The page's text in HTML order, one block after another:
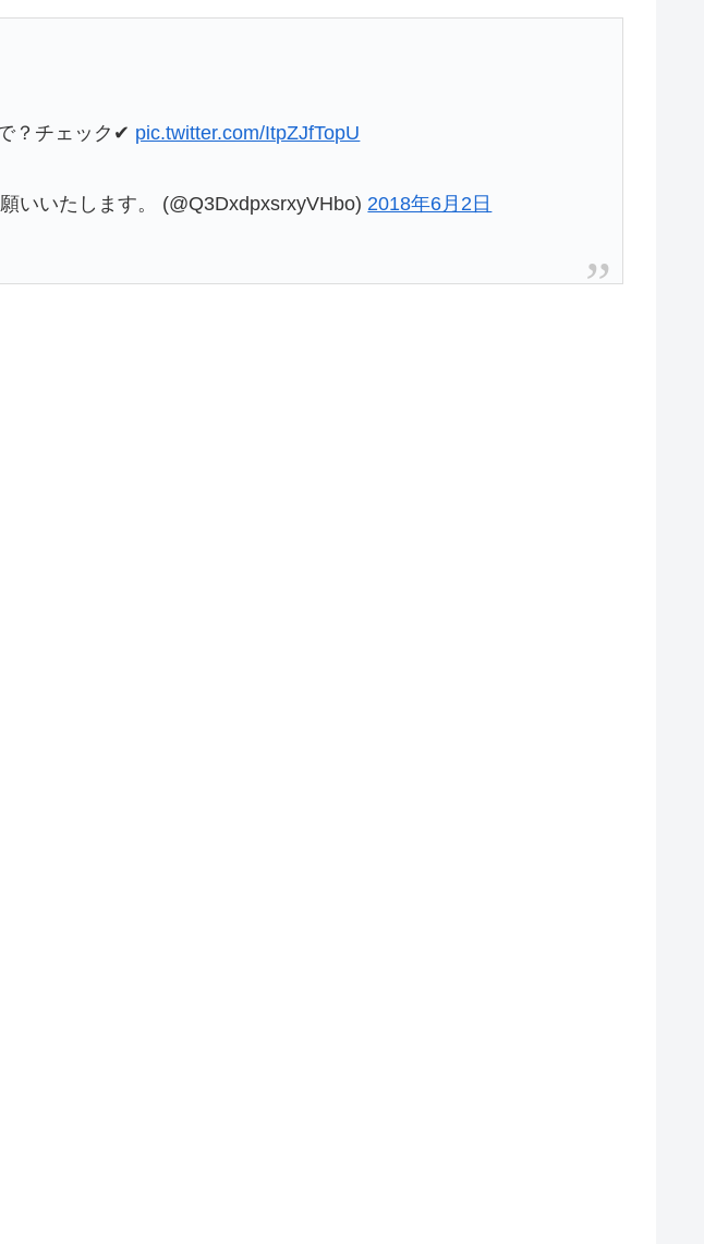
？チェック✔ pic.twitter.com/ItpZJfTopU
いいたします。 (@Q3DxdpxsrxyVHbo) 2018年6月2日